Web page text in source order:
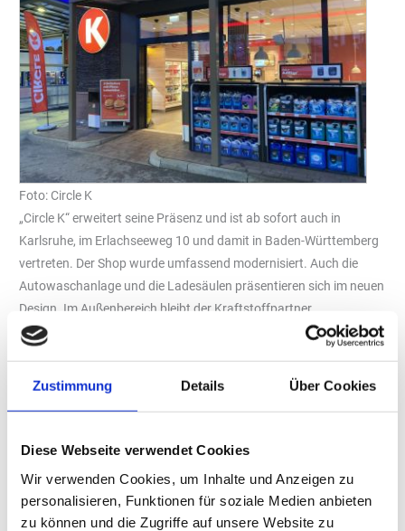
Zustimmung Details Über Cookies
Diese Webseite verwendet Cookies
Wir verwenden Cookies, um Inhalte und Anzeigen zu
personalisieren, Funktionen für soziale Medien anbieten
zu können und die Zugriffe auf unsere Website zu
Foto: Circle K
„Circle K“ erweitert seine Präsenz und ist ab sofort auch in
Karlsruhe, im Erlachseeweg 10 und damit in Baden-Württemberg
vertreten. Der Shop wurde umfassend modernisiert. Auch die
Autowaschanlage und die Ladesäulen präsentieren sich im neuen
Design. Im Außenbereich bleibt der Kraftstoffpartner
„TotalEnergies“ weiterhin sichtbar.
Frische Ideen und wechselnde Angebote
Durch die Umgestaltung wird die Marke sichtbarer und bringt
für“- oder „Mix and Match“-Aktionen im Shop, einen
Selbstbedienungs-Kaffee-Counter, Snacks wie den Hot Dog und
ein erweitertes Sortiment. Beliebte Produkte wie Bockwurst,
Leberkäse oder Brezel bleiben weiterhin im Sortiment.